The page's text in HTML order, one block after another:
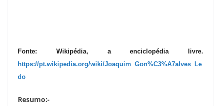
Fonte: Wikipédia, a enciclopédia livre.
https://pt.wikipedia.org/wiki/Joaquim_Gon%C3%A7alves_Le
do
Resumo:-